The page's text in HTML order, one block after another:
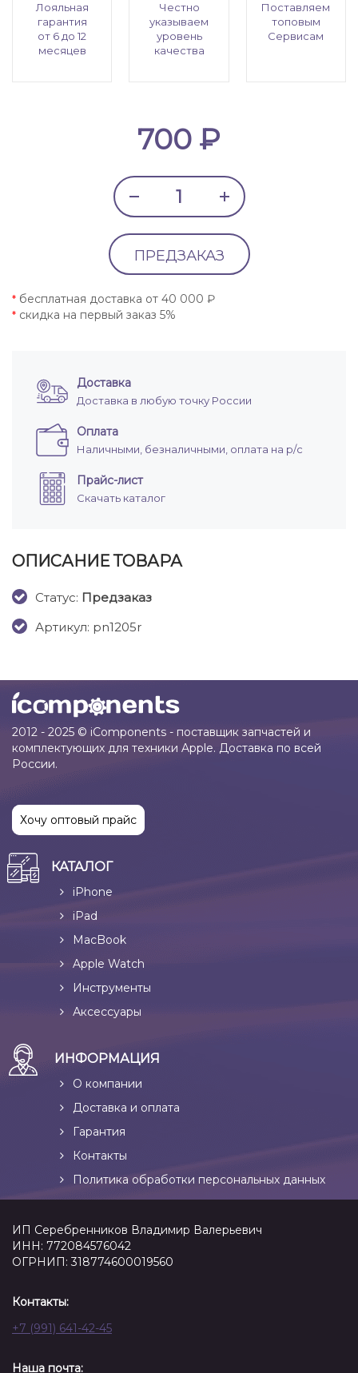
Лояльная
гарантия
от 6 до 12
месяцев
Честно
указываем
уровень
качества
Поставляем
топовым
Сервисам
700 ₽
ПРЕДЗАКАЗ
* бесплатная доставка от 40 000 ₽
* скидка на первый заказ 5%
Доставка
Доставка в любую точку России
Оплата
Наличными, безналичными, оплата на р/с
Прайс-лист
Скачать каталог
ОПИСАНИЕ ТОВАРА
Cтатус: Предзаказ
Артикул: pn1205r
2012 - 2025 © iComponents - поставщик запчастей и
комплектующих для техники Apple. Доставка по всей
России.
Хочу оптовый прайс
КАТАЛОГ
iPhone
iPad
MacBook
Apple Watch
Инструменты
Аксессуары
ИНФОРМАЦИЯ
О компании
Доставка и оплата
Гарантия
Контакты
Политика обработки персональных данных
ИП Серебренников Владимир Валерьевич
ИНН: 772084576042
ОГРНИП: 318774600019560
Контакты:
+7 (991) 641-42-45
Наша почта: